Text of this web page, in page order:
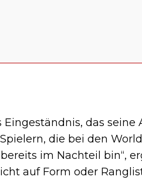
das seine
die bei den
im Nachteil bin“,
auf Form oder